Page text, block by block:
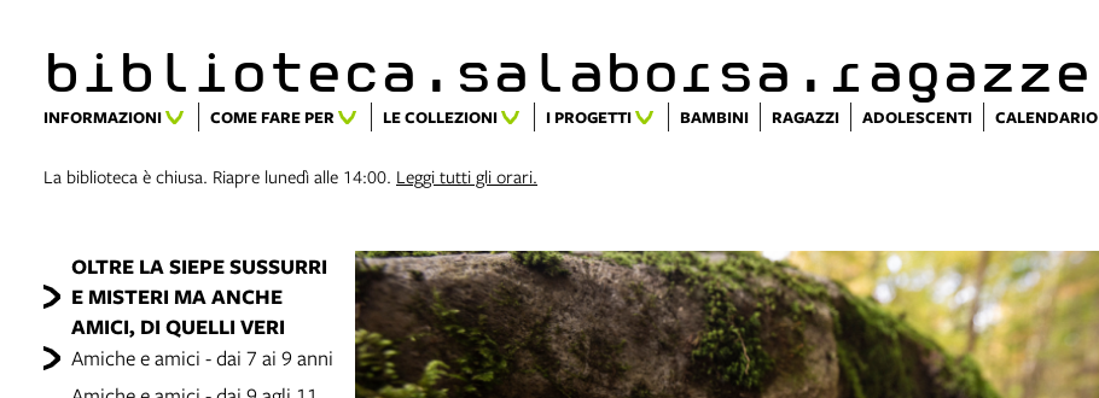
biblioteca.​salaborsa.ragazze
INFORMAZIONI COME FARE PER LE COLLEZIONI I PROGETTI BAMBINI RAGAZZI ADOLESCENTI CALENDARIO
La biblioteca è chiusa. Riapre lunedì alle 14:00. Leggi tutti gli orari.
OLTRE LA SIEPE SUSSURRI
E MISTERI MA ANCHE
AMICI, DI QUELLI VERI
Amiche e amici - dai 7 ai 9 anni